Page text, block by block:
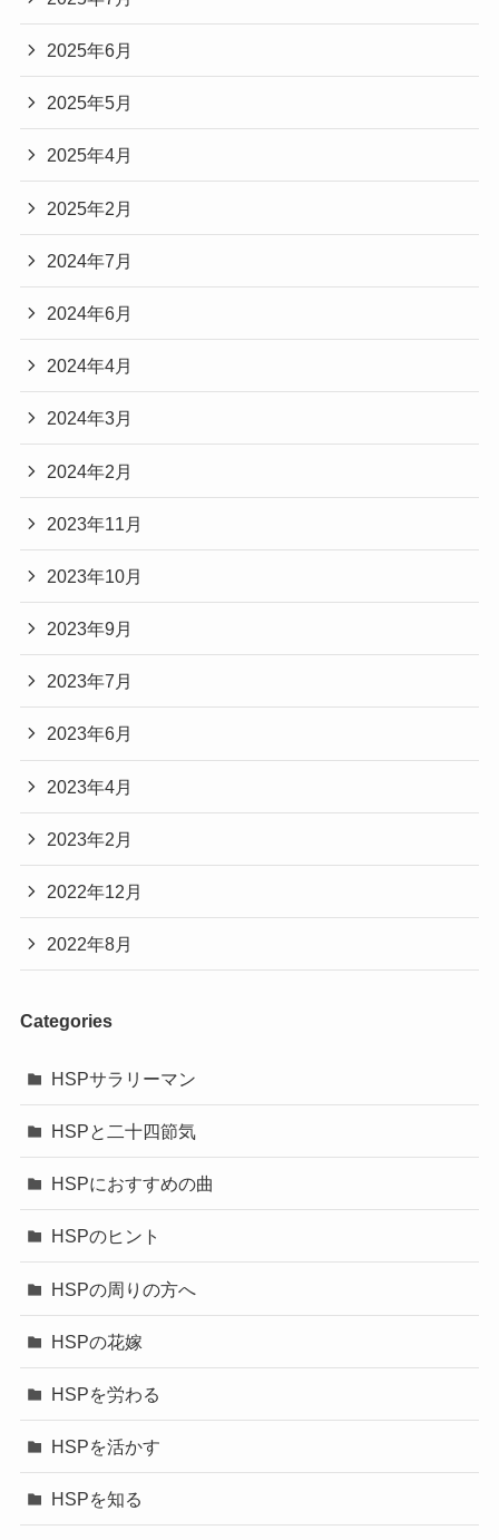
2025年6月
2025年5月
2025年4月
2025年2月
2024年7月
2024年6月
2024年4月
2024年3月
2024年2月
2023年11月
2023年10月
2023年9月
2023年7月
2023年6月
2023年4月
2023年2月
2022年12月
2022年8月
Categories
HSPサラリーマン
HSPと二十四節気
HSPにおすすめの曲
HSPのヒント
HSPの周りの方へ
HSPの花嫁
HSPを労わる
HSPを活かす
HSPを知る